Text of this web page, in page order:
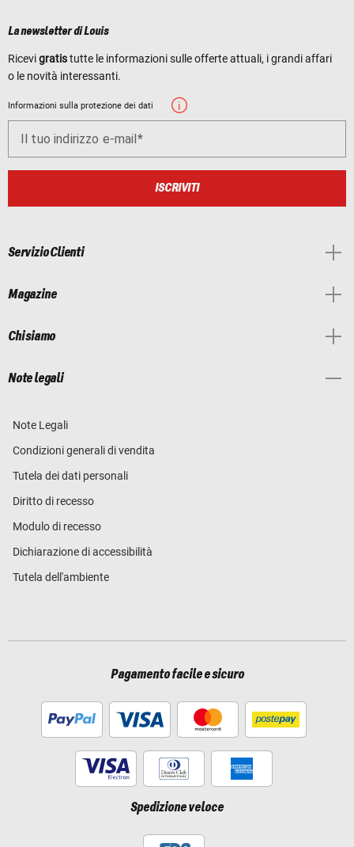
La newsletter di Louis
Ricevigratistutte le informazioni sulle offerte attuali, i grandi affari
o le novità interessanti.
Informazioni sulla protezione dei dati
Il tuo indirizzo e-mail
ISCRIVITI
Servizio Clienti
Magazine
Chi siamo
Note legali
Note Legali
Condizioni generali di vendita
Tutela dei dati personali
Diritto di recesso
Modulo di recesso
Dichiarazione di accessibilità
Tutela dell'ambiente
Pagamento facile e sicuro
Spedizione veloce